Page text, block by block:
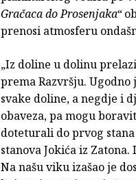
Gračaca do Prosenjaka“
prenosi atmosferu
„Iz doline u dolinu
prema Razvršju. Ugodno
svake doline, a negdje i
obaveza, pa mogu
doteturali do prvog
stanova Jokića iz
Na našu viku izašao je